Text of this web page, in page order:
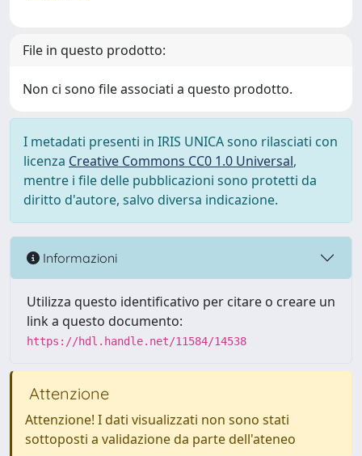
File in questo prodotto:
Non ci sono file associati a questo prodotto.
I metadati presenti in IRIS UNICA sono rilasciati con
licenza Creative Commons CC0 1.0 Universal,
mentre i file delle pubblicazioni sono protetti da
diritto d'autore, salvo diversa indicazione.
Informazioni
Utilizza questo identificativo per citare o creare un
link a questo documento:
https://hdl.handle.net/11584/14538
Attenzione
Attenzione! I dati visualizzati non sono stati
sottoposti a validazione da parte dell'ateneo